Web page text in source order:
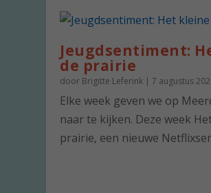
Jeugdsentiment:
de prairie
door Brigitte Leferink |7 augustus
Elke week geven we op
naar te kijken. Deze week
prairie, een nieuwe